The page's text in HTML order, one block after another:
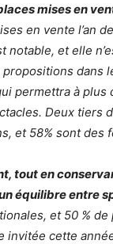
mises en
en vente l’an
notable, et elle
dans
permettra à
Deux tiers
et 58% sont des
tout en
équilibre entre
et 50 %
invitée cette